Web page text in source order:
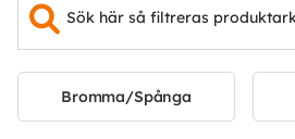
Bromma/Spånga